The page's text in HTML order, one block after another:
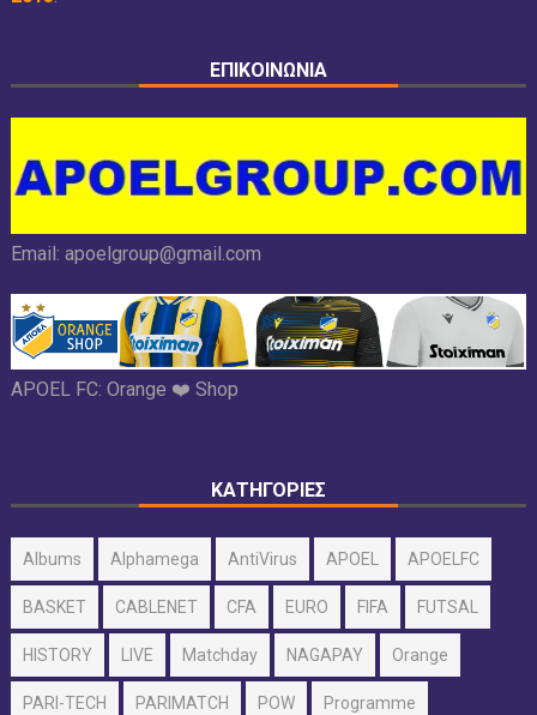
ΕΠΙΚΟΙΝΩΝΙΑ
Email: apoelgroup@gmail.com
APOEL FC: Orange ❤️ Shop
ΚΑΤΗΓΟΡΙΕΣ
Albums Alphamega AntiVirus APOEL APOELFC
BASKET CABLENET CFA EURO FIFA FUTSAL
HISTORY LIVE Matchday NAGAPAY Orange
PARI-TECH PARIMATCH POW Programme